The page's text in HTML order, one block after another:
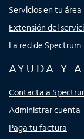
Servicios en tu área
Extensión del
La red de Spectrum
AYUDA Y
Contacta a
Administrar cuenta
Paga tu factura